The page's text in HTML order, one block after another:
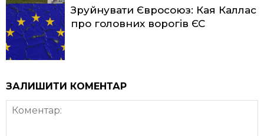
Зруйнувати Євросоюз: Кая Каллас
про головних ворогів ЄС
ЗАЛИШИТИ КОМЕНТАР